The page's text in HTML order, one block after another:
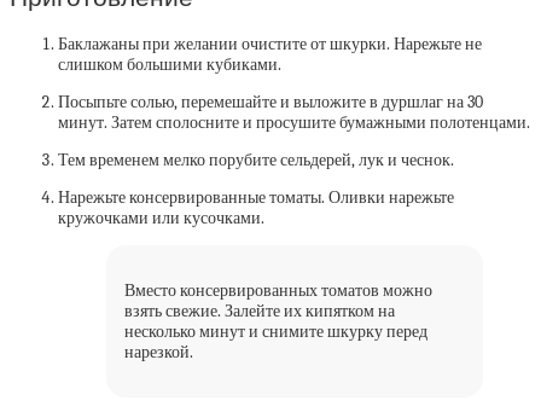
Баклажаны при желании очистите от шкурки. Нарежьте не
слишком большими кубиками.
Посыпьте солью, перемешайте и выложите в дуршлаг на 30
минут. Затем сполосните и просушите бумажными полотенцами.
Тем временем мелко порубите сельдерей, лук и чеснок.
Нарежьте консервированные томаты. Оливки нарежьте
кружочками или кусочками.
Вместо консервированных томатов можно
взять свежие. Залейте их кипятком на
несколько минут и снимите шкурку перед
нарезкой.